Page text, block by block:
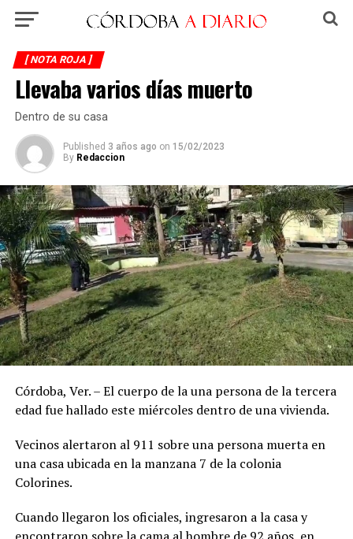
[ NOTA ROJA ]
Llevaba varios días muerto
Dentro de su casa
Published 3 años ago on 15/02/2023
By Redaccion
Córdoba, Ver. – El cuerpo de la una persona de la tercera
edad fue hallado este miércoles dentro de una vivienda.
Vecinos alertaron al 911 sobre una persona muerta en
una casa ubicada en la manzana 7 de la colonia
Colorines.
Cuando llegaron los oficiales, ingresaron a la casa y